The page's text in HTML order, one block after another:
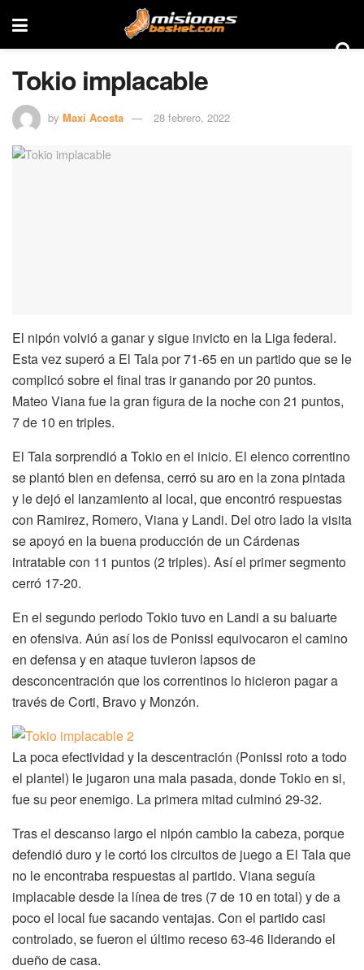
Tokio implacable
by Maxi Acosta 28 febrero, 2022
El nipón volvió a ganar y sigue invicto en la Liga federal.
Esta vez superó a El Tala por 71-65 en un partido que se le
complicó sobre el final tras ir ganando por 20 puntos.
Mateo Viana fue la gran figura de la noche con 21 puntos,
7 de 10 en triples.
El Tala sorprendió a Tokio en el inicio. El elenco correntino
se plantó bien en defensa, cerró su aro en la zona pintada
y le dejó el lanzamiento al local, que encontró respuestas
con Ramirez, Romero, Viana y Landi. Del otro lado la visita
se apoyó en la buena producción de un Cárdenas
intratable con 11 puntos (2 triples). Así el primer segmento
cerró 17-20.
En el segundo periodo Tokio tuvo en Landi a su baluarte
en ofensiva. Aún así los de Ponissi equivocaron el camino
en defensa y en ataque tuvieron lapsos de
desconcentración que los correntinos lo hicieron pagar a
través de Corti, Bravo y Monzón.
La poca efectividad y la descentración (Ponissi roto a todo
el plantel) le jugaron una mala pasada, donde Tokio en si,
fue su peor enemigo. La primera mitad culminó 29-32.
Tras el descanso largo el nipón cambio la cabeza, porque
defendió duro y le cortó los circuitos de juego a El Tala que
no le encontraba respuestas al partido. Viana seguía
implacable desde la línea de tres (7 de 10 en total) y de a
poco el local fue sacando ventajas. Con el partido casi
controlado, se fueron el último receso 63-46 liderando el
dueño de casa.